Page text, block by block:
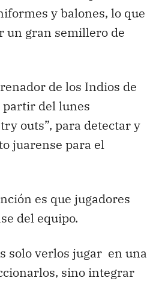
y balones, lo que
un gran semillero de
de los Indios de
partir del lunes
outs”, para detectar y
juarense para el
es que jugadores
del equipo.
solo verlos jugar en una
sino integrar